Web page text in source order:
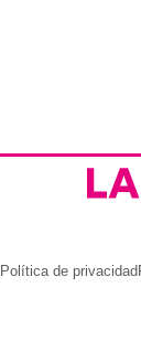
Política de privacidad